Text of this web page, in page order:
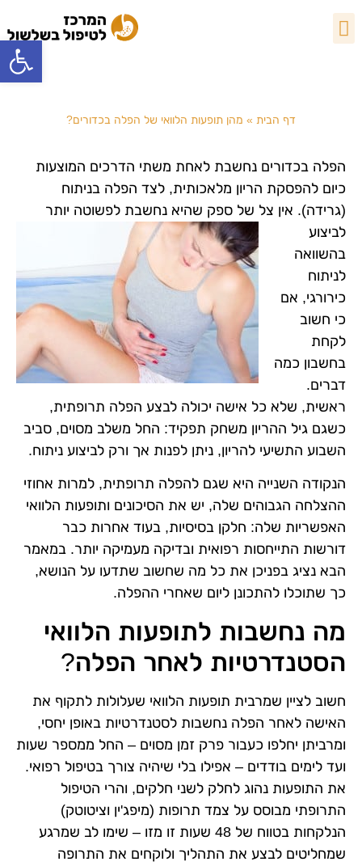
פתח
דף הבית » מהן תופעות הלוואי של הפלה בכדורים?
הפלה בכדורים נחשבת לאחת משתי הדרכים המוצעות
כיום להפסקת הריון מלאכותית, לצד הפלה בניתוח
(גרידה). אין צל של ספק שהיא נחשבת לפשוטה יותר
לביצוע
בהשוואה
לניתוח
כירורגי, אם
כי חשוב
לקחת
בחשבון כמה
דברים.
ראשית, שלא כל אישה יכולה לבצע הפלה תרופתית,
כשגם גיל ההריון משחק תפקיד: החל משלב מסוים, סביב
השבוע התשיעי להריון, ניתן לפנות אך ורק לביצוע ניתוח.
הנקודה השנייה היא שגם להפלה תרופתית, למרות אחוזי
ההצלחה הגבוהים שלה, יש את הסיכונים ותופעות הלוואי
האפשריות שלה: חלקן בסיסיות, בעוד אחרות כבר
דורשות התייחסות רפואית ובדיקה מעמיקה יותר. במאמר
הבא נציג בפניכן את כל מה שחשוב שתדעו על הנושא,
כך שתוכלו להתכונן ליום שאחרי ההפלה.
מה נחשבות לתופעות הלוואי
הסטנדרטיות לאחר הפלה?
חשוב לציין שמרבית תופעות הלוואי שעלולות לתקוף את
האישה לאחר הפלה נחשבות לסטנדרטיות באופן יחסי,
ומרביתן יחלפו כעבור פרק זמן מסוים – החל ממספר שעות
ועד לימים בודדים – אפילו בלי שיהיה צורך בטיפול רפואי.
את התופעות נהוג לחלק לשני חלקים, והרי הטיפול
התרופתי מבוסס על צמד תרופות (מיפג'ין וציטוטק)
הנלקחות בטווח של 48 שעות זו מזו – שימו לב שמרגע
שמחליטים לבצע את התהליך ולוקחים את התרופה